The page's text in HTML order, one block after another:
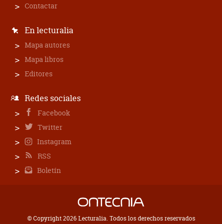
Contactar
En lecturalia
Mapa autores
Mapa libros
Editores
Redes sociales
Facebook
Twitter
Instagram
RSS
Boletín
© Copyright 2026 Lecturalia. Todos los derechos reservados